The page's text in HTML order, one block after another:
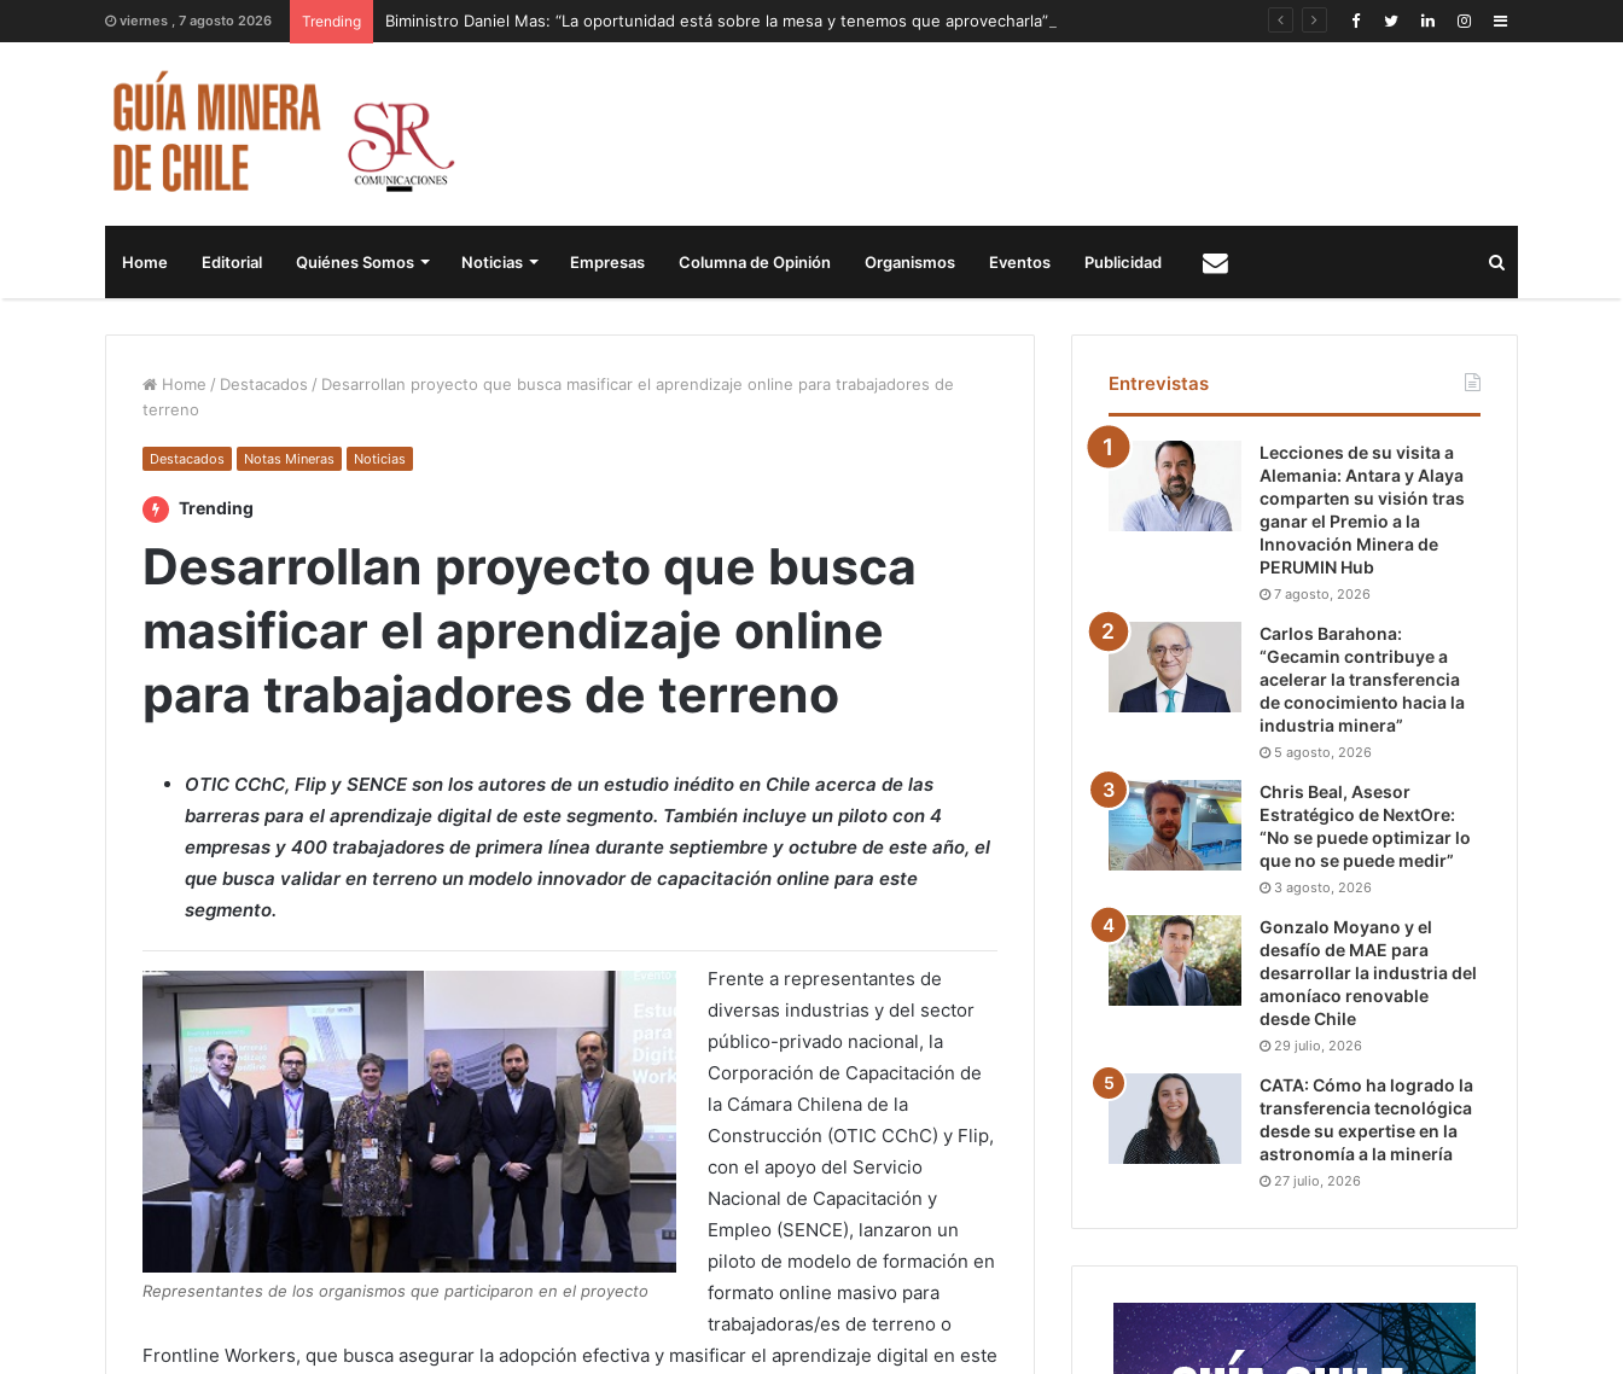
viernes , 7 agosto 2026 Trending Biministro Daniel Mas: “La oportunidad está sobre la mesa y tenemos que aprovecharla” Sidebar
Home Editorial Quiénes Somos Noticias Empresas Columna de Opinión Organismos Eventos Publicidad
Home / Destacados / Desarrollan proyecto que busca masificar el aprendizaje online para trabajadores de
terreno
Destacados Notas Mineras Noticias
Trending
Desarrollan proyecto que busca
masificar el aprendizaje online
para trabajadores de terreno
OTIC CChC, Flip y SENCE son los autores de un estudio inédito en Chile acerca de las
barreras para el aprendizaje digital de este segmento. También incluye un piloto con 4
empresas y 400 trabajadores de primera línea durante septiembre y octubre de este año, el
que busca validar en terreno un modelo innovador de capacitación online para este
segmento.
Representantes de los organismos que participaron en el proyecto
Frente a representantes de
diversas industrias y del sector
público-privado nacional, la
Corporación de Capacitación de
la Cámara Chilena de la
Construcción (OTIC CChC) y Flip,
con el apoyo del Servicio
Nacional de Capacitación y
Empleo (SENCE), lanzaron un
piloto de modelo de formación en
formato online masivo para
trabajadoras/es de terreno o
Frontline Workers, que busca asegurar la adopción efectiva y masificar el aprendizaje digital en este
Entrevistas
Lecciones de su visita a
Alemania: Antara y Alaya
comparten su visión tras
ganar el Premio a la
Innovación Minera de
PERUMIN Hub
7 agosto, 2026
Carlos Barahona:
“Gecamin contribuye a
acelerar la transferencia
de conocimiento hacia la
industria minera”
5 agosto, 2026
Chris Beal, Asesor
Estratégico de NextOre:
“No se puede optimizar lo
que no se puede medir”
3 agosto, 2026
Gonzalo Moyano y el
desafío de MAE para
desarrollar la industria del
amoníaco renovable
desde Chile
29 julio, 2026
CATA: Cómo ha logrado la
transferencia tecnológica
desde su expertise en la
astronomía a la minería
27 julio, 2026